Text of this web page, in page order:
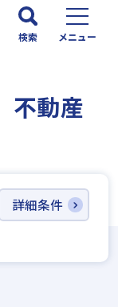
検索 メニュー
不動産
詳細条件